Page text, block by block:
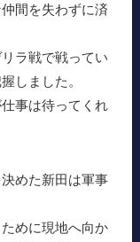
間を失わずに済
ラ戦で戦ってい
しました。
事は待ってくれ
めた新田は軍事
めに現地へ向か